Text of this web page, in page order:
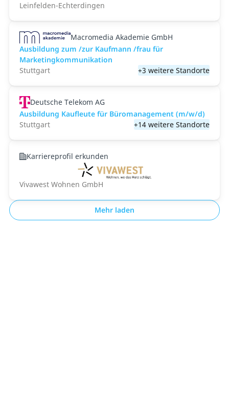
Leinfelden-Echterdingen
Macromedia Akademie GmbH
Ausbildung zum /zur Kaufmann /frau für
Marketingkommunikation
Stuttgart
+3 weitere Standorte
Deutsche Telekom AG
Ausbildung Kaufleute für Büromanagement (m/w/d)
Stuttgart
+14 weitere Standorte
Karriereprofil erkunden
Vivawest Wohnen GmbH
Mehr laden